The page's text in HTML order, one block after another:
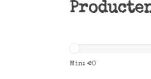
Min: €0